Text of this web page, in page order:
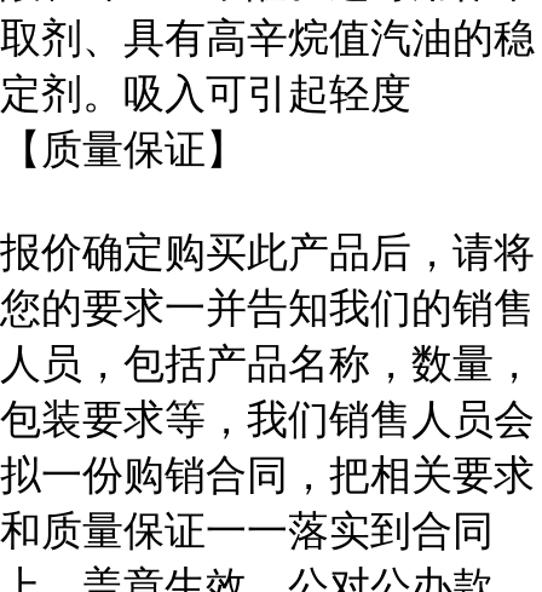
取剂、具有高辛烷值汽油的稳
定剂。吸入可引起轻度
【质量保证】
报价确定购买此产品后，请将
您的要求一并告知我们的销售
人员，包括产品名称，数量，
包装要求等，我们销售人员会
拟一份购销合同，把相关要求
和质量保证一一落实到合同